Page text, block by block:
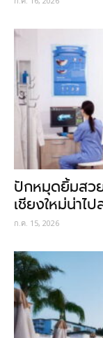
ปักหมุดยิ้มสว
เชียงใหม่น่าไ
ก.ค. 15, 2026